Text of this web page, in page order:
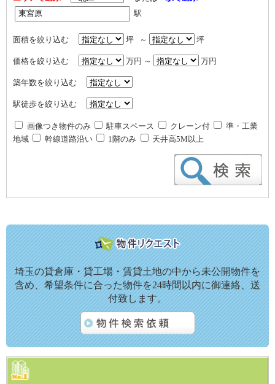
駅
面積を絞り込む 坪 ～ 坪
価格を絞り込む 万円 ～ 万円
築年数を絞り込む
駅徒歩を絞り込む
画像つき物件のみ 駐車スペース クレーン付
準・工業
地域
幹線道路沿い 1階のみ 天井高5M以上
埼玉の貸倉庫・貸工場・賃貸土地の中から未公開物件を
含め、希望条件に合った物件を24時間以内に御連絡、送
付致します。